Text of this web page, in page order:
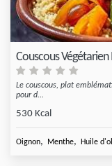
Couscous
Le couscous, plat
pour d...
530 Kcal
Oignon, Menthe, Huile